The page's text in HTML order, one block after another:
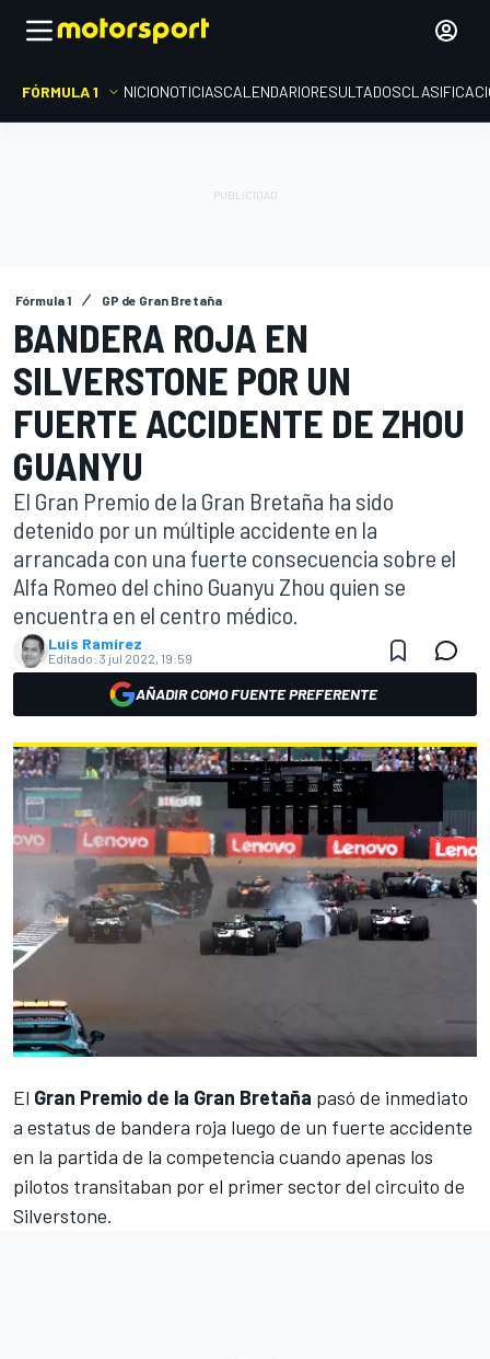
FÓRMULA 1 INICIONOTICIASCALENDARIORESULTADOS
Fórmula 1 GP de Gran Bretaña
BANDERA ROJA EN
SILVERSTONE POR UN
FUERTE ACCIDENTE DE ZHOU
GUANYU
El Gran Premio de la Gran Bretaña ha sido
detenido por un múltiple accidente en la
arrancada con una fuerte consecuencia sobre el
Alfa Romeo del chino Guanyu Zhou quien se
encuentra en el centro médico.
Luis Ramírez
Editado: 3 jul 2022, 19:59
AÑADIR COMO FUENTE PREFERENTE
El Gran Premio de la Gran Bretaña pasó de inmediato
a estatus de bandera roja luego de un fuerte accidente
en la partida de la competencia cuando apenas los
pilotos transitaban por el primer sector del circuito de
Silverstone.